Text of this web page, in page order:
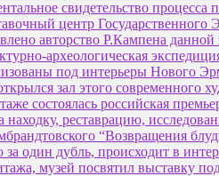
свидетельство
центр Государственного
авторство Р.Кампена
археологическая
под интерьеры Нового
зал этого современного
состоялась российская
реставрацию,
“Возвращения
один дубль, происходит в
музей посвятил выставку